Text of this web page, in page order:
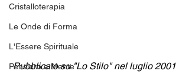
Cristalloterapia
Le Onde di Forma
L'Essere Spirituale
Pensiero e Mente
Pubblicato su "Lo Stilo" nel luglio 2001